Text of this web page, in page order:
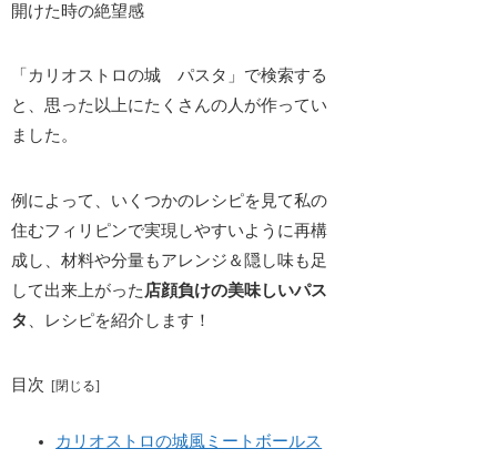
開けた時の絶望感
「カリオストロの城 パスタ」で検索する
と、思った以上にたくさんの人が作ってい
ました。
例によって、いくつかのレシピを見て私の
住むフィリピンで実現しやすいように再構
成し、材料や分量もアレンジ＆隠し味も足
して出来上がった 店顔負けの美味しいパス
タ
、レシピを紹介します！
目次
カリオストロの城風ミートボールス